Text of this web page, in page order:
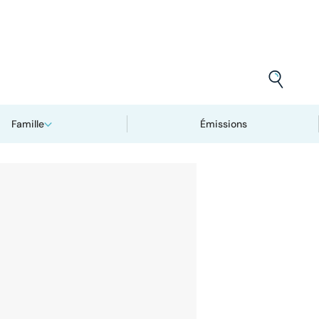
Famille Émissions